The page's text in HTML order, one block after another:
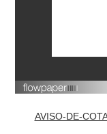
AVISO-DE-